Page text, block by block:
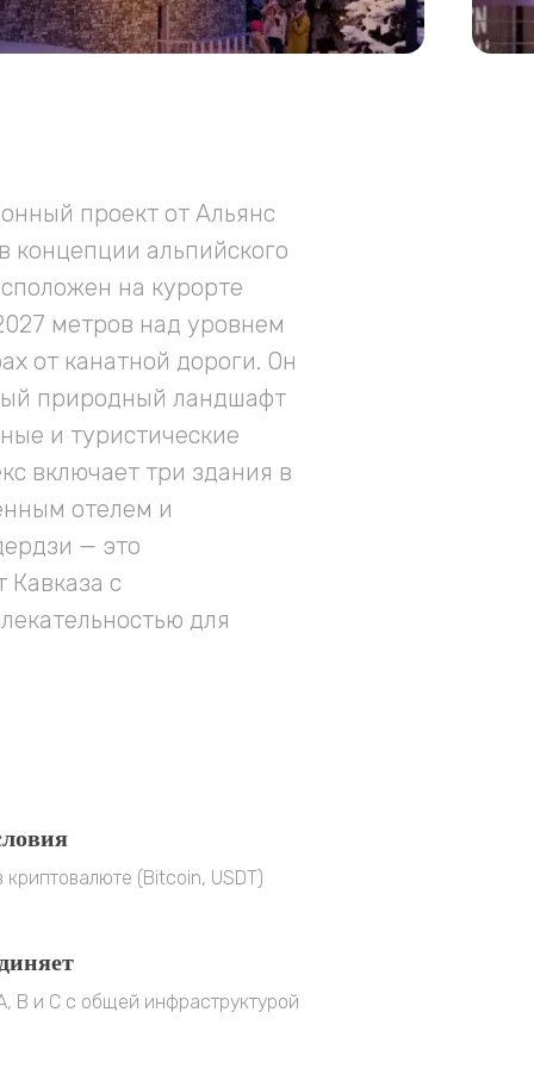
проект от Альянс
концепции альпийского
на курорте
метров над уровнем
от канатной дороги. Он
природный ландшафт
и туристические
включает три здания в
отелем и
— это
Кавказа с
для
(Bitcoin, USDT)
В и С с общей инфраструктурой